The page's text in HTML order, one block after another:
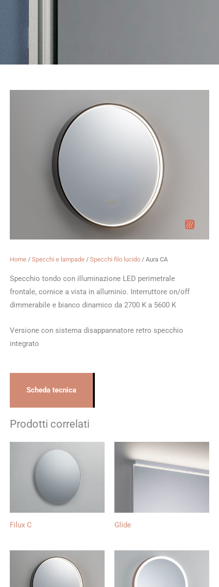
Home / Specchi e lampade / Specchi filo lucido / Aura CA
Specchio tondo con illuminazione LED perimetrale
frontale, cornice a vista in alluminio. Interruttore on/off
dimmerabile e bianco dinamico da 2700 K a 5600 K
Versione con sistema disappannatore retro specchio
integrato
Scheda tecnica
Prodotti correlati
Filux C Glide